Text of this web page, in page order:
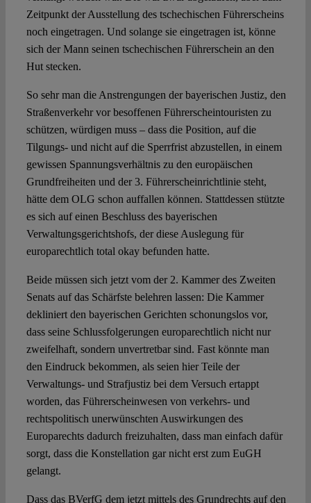
Zeitpunkt der Ausstellung des tschechischen Führerscheins
noch eingetragen. Und solange sie eingetragen ist, könne
sich der Mann seinen tschechischen Führerschein an den
Hut stecken.
So sehr man die Anstrengungen der bayerischen Justiz, den
Straßenverkehr vor besoffenen Führerscheintouristen zu
schützen, würdigen muss – dass die Position, auf die
Tilgungs- und nicht auf die Sperrfrist abzustellen, in einem
gewissen Spannungsverhältnis zu den europäischen
Grundfreiheiten und der 3. Führerscheinrichtlinie steht,
hätte dem OLG schon auffallen können. Stattdessen stützte
es sich auf einen Beschluss des bayerischen
Verwaltungsgerichtshofs, der diese Auslegung für
europarechtlich total okay befunden hatte.
Beide müssen sich jetzt vom der 2. Kammer des Zweiten
Senats auf das Schärfste belehren lassen: Die Kammer
dekliniert den bayerischen Gerichten schonungslos vor,
dass seine Schlussfolgerungen europarechtlich nicht nur
zweifelhaft, sondern unvertretbar sind. Fast könnte man
den Eindruck bekommen, als seien hier Teile der
Verwaltungs- und Strafjustiz bei dem Versuch ertappt
worden, das Führerscheinwesen von verkehrs- und
rechtspolitisch unerwünschten Auswirkungen des
Europarechts dadurch freizuhalten, dass man einfach dafür
sorgt, dass die Konstellation gar nicht erst zum EuGH
gelangt.
Dass das BVerfG dem jetzt mittels des Grundrechts auf den